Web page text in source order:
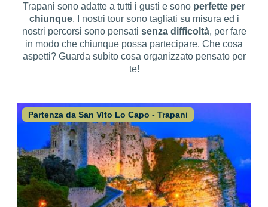
Trapani sono adatte a tutti i gusti e sono perfette per
chiunque. I nostri tour sono tagliati su misura ed i
nostri percorsi sono pensati senza difficoltà, per fare
in modo che chiunque possa partecipare. Che cosa
aspetti? Guarda subito cosa organizzato pensato per
te!
Partenza da San VIto Lo Capo - Trapani